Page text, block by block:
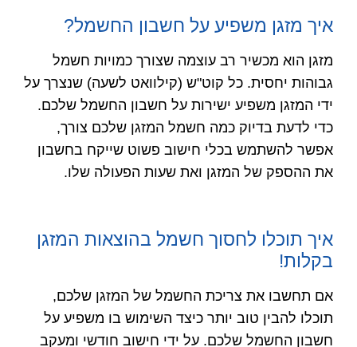
איך מזגן משפיע על חשבון החשמל?
מזגן הוא מכשיר רב עוצמה שצורך כמויות חשמל
גבוהות יחסית. כל קוט"ש (קילוואט לשעה) שנצרך על
ידי המזגן משפיע ישירות על חשבון החשמל שלכם.
כדי לדעת בדיוק כמה חשמל המזגן שלכם צורך,
אפשר להשתמש בכלי חישוב פשוט שייקח בחשבון
את ההספק של המזגן ואת שעות הפעולה שלו.
איך תוכלו לחסוך חשמל בהוצאות המזגן
בקלות!
אם תחשבו את צריכת החשמל של המזגן שלכם,
תוכלו להבין טוב יותר כיצד השימוש בו משפיע על
חשבון החשמל שלכם. על ידי חישוב חודשי ומעקב